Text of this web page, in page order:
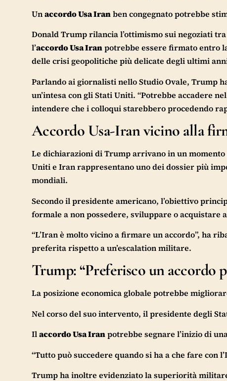
Unaccordo Usa Iranben congegnato potrebbe
Donald Trump rilancia l’ottimismo sui negoziati
l’accordo Usa Iranpotrebbe essere firmato entro
delle crisi geopolitiche più delicate degli ultimi
Parlando ai giornalisti nello Studio Ovale, Trump
un’intesa con gli Stati Uniti. “Potrebbe accadere
intendere che i colloqui starebbero procedendo
Accordo Usa-Iran vicino alla
Le dichiarazioni di Trump arrivano in un
Uniti e Iran rappresentano uno dei dossier più
mondiali.
Secondo il presidente americano, l’obiettivo
formale a non possedere, sviluppare o acquistare
“L’Iran è molto vicino a firmare un accordo”, ha
preferita rispetto a un’escalation militare.
Trump: “Preferisco un accordo
La posizione economica globale potrebbe
Nel corso del suo intervento, il presidente degli
Ilaccordo Usa Iranpotrebbe segnare l’inizio di
“Tutto può succedere quando si ha a che fare con
Trump ha inoltre evidenziato la superiorità